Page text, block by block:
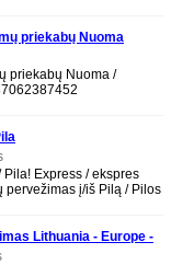
priekabų Nuoma
priekabų Nuoma /
Express / ekspres
pervežimas į/iš Pilą / Pilos
Lithuania - Europe -